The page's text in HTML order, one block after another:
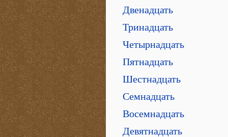
Двенадцать
Тринадцать
Четырнадцать
Пятнадцать
Шестнадцать
Семнадцать
Восемнадцать
Девятнадцать